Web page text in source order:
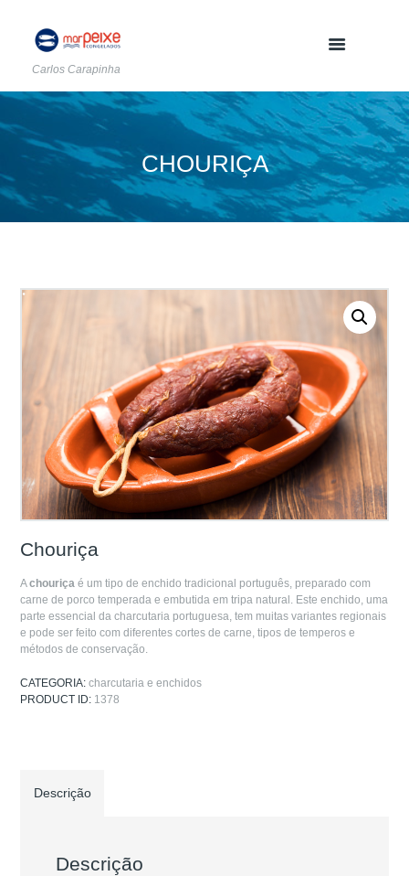
Carlos Carapinha
CHOURIÇA
Chouriça
Achouriça é um tipo de enchido tradicional português, preparado com
carne de porco temperada e embutida em tripa natural. Este enchido, uma
parte essencial da charcutaria portuguesa, tem muitas variantes regionais
e pode ser feito com diferentes cortes de carne, tipos de temperos e
métodos de conservação.
CATEGORIA:charcutaria e enchidos
PRODUCT ID: 1378
Descrição
Descrição